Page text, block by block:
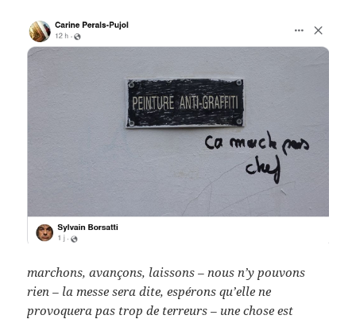
marchons, avançons, laissons – nous n’y pouvons
rien – la messe sera dite, espérons qu’elle ne
provoquera pas trop de terreurs – une chose est